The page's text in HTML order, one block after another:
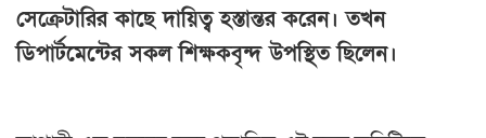
সেক্রেটারির কাছে দায়িত্ব হস্তান্তর করেন। তখন
ডিপার্টমেন্টের সকল শিক্ষকবৃন্দ উপস্থিত ছিলেন। ‎